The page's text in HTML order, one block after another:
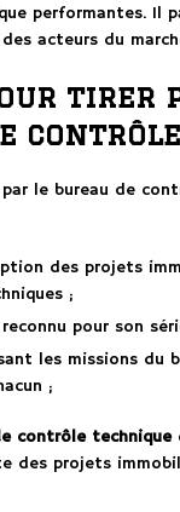
performantes. Il
acteurs du
tirer
le bureau de
des projets
;
pour son
les missions du
;
contrôle technique
des projets